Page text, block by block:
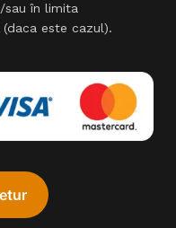
sau în limita
este cazul).